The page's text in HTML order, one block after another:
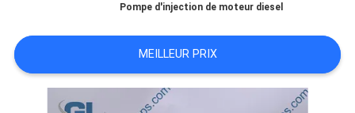
QUALITÉ
DEMANDEZ
Pompe d'injection de moteur diesel
MEILLEUR PRIX